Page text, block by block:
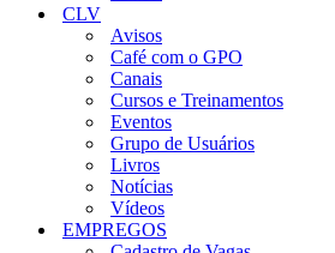
CLV
Avisos
Café com o GPO
Canais
Cursos e Treinamentos
Eventos
Grupo de Usuários
Livros
Notícias
Vídeos
EMPREGOS